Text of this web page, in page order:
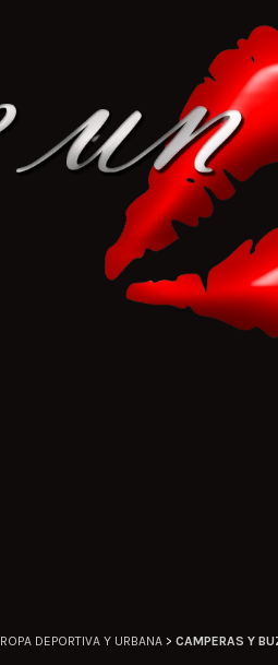
ROPA DEPORTIVA Y URBANA > CAMPERAS Y